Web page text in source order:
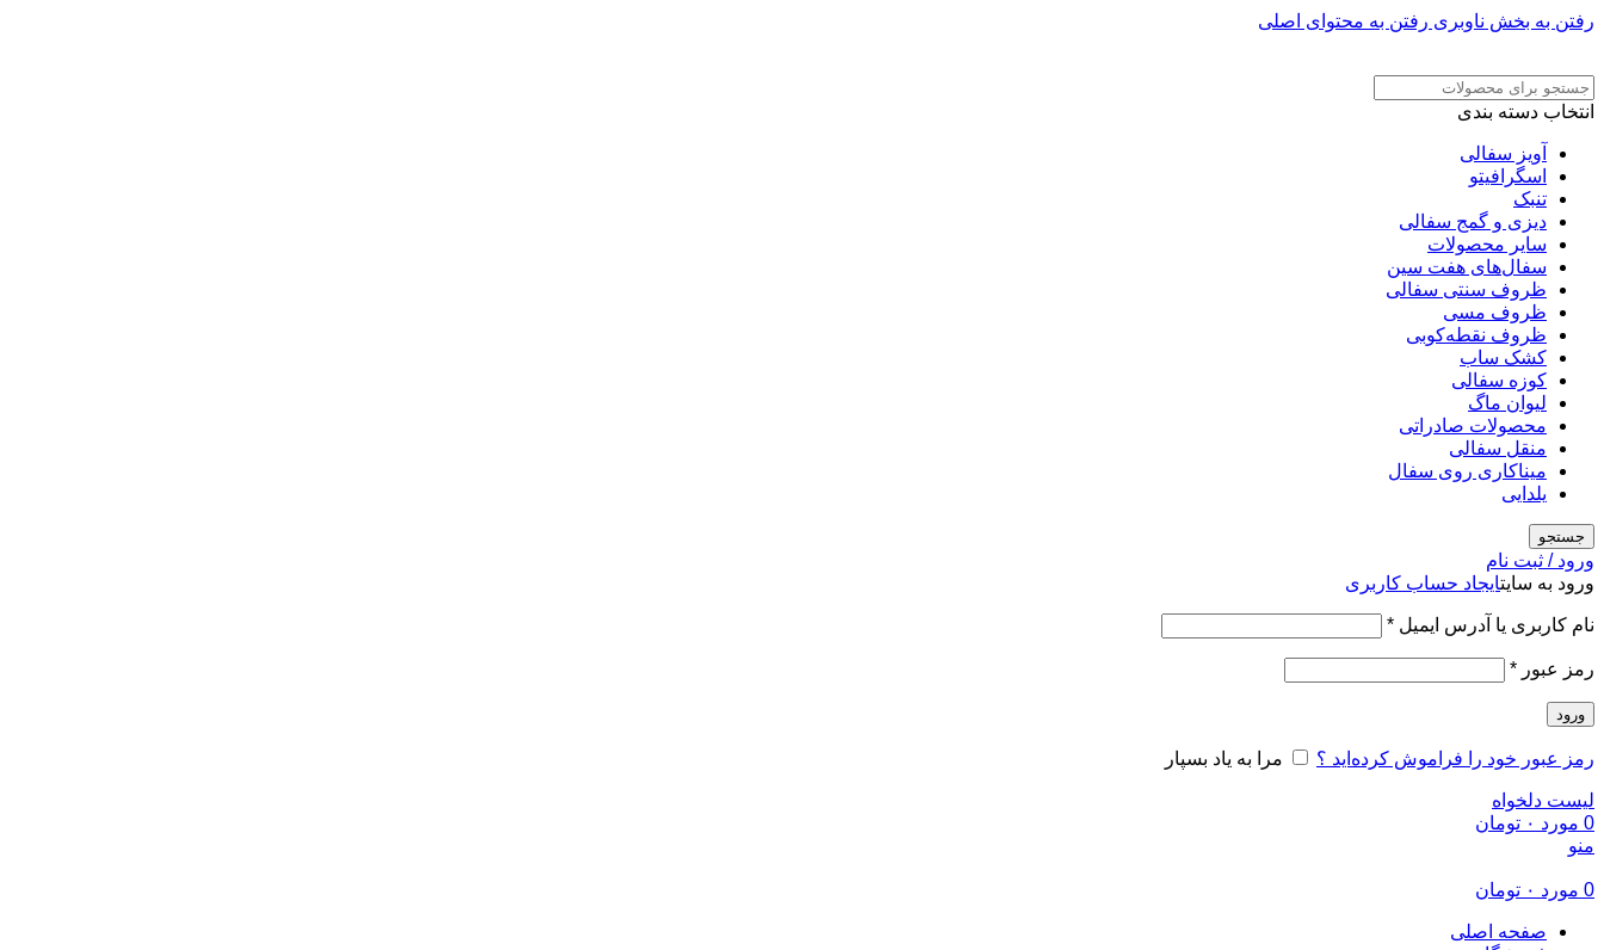
رفتن به بخش ناوبری رفتن به محتوای اصلی
انتخاب دسته بندی
آویز سفالی
اسگرافیتو
تنبک
دیزی و گمج سفالی
سایر محصولات
سفال‌های هفت‌ سین
ظروف سنتی سفالی
ظروف مسی
ظروف نقطه‌کوبی
کشک ساب
کوزه سفالی
لیوان ماگ
محصولات صادراتی
منقل سفالی
میناکاری روی سفال
یلدایی
جستجو
ورود / ثبت نام
ورود به سایتایجاد حساب کاربری
نام کاربری یا آدرس ایمیل *الزامی
رمز عبور *الزامی
ورود
رمز عبور خود را فراموش کرده‌اید ؟ مرا به یاد بسپار
لیست دلخواه
0 مورد ۰ تومان
منو
0 مورد ۰ تومان
صفحه اصلی